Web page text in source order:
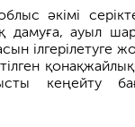
әкімі
дамуға, ауыл
ілгерілетуге
кеңейту